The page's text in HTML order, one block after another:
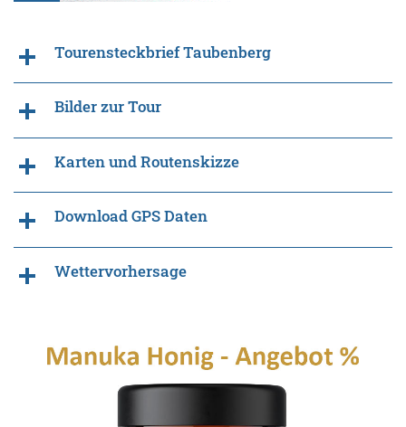
Tourensteckbrief Taubenberg
Bilder zur Tour
Karten und Routenskizze
Download GPS Daten
Wettervorhersage